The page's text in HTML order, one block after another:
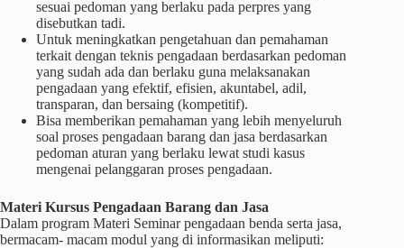
sesuai pedoman yang berlaku pada perpres yang
disebutkan tadi.
Untuk meningkatkan pengetahuan dan pemahaman
terkait dengan teknis pengadaan berdasarkan pedoman
yang sudah ada dan berlaku guna melaksanakan
pengadaan yang efektif, efisien, akuntabel, adil,
transparan, dan bersaing (kompetitif).
Bisa memberikan pemahaman yang lebih menyeluruh
soal proses pengadaan barang dan jasa berdasarkan
pedoman aturan yang berlaku lewat studi kasus
mengenai pelanggaran proses pengadaan.
Materi Kursus Pengadaan Barang dan Jasa
Dalam program Materi Seminar pengadaan benda serta jasa,
bermacam- macam modul yang di informasikan meliputi: